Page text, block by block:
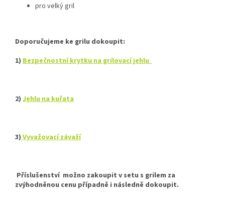
pro velký gril
Doporučujeme ke grilu dokoupit:
1) Bezpečnostní krytku na grilovací jehlu
2) Jehlu na kuřata
3) Vyvažovací závaží
Příslušenství možno zakoupit v setu s grilem za
zvýhodněnou cenu případně i následně dokoupit.